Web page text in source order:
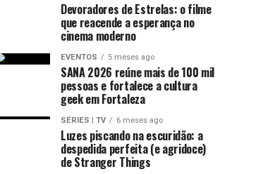
Devoradores de Estrelas: o filme
que reacende a esperança no
cinema moderno
EVENTOS 5 meses ago
SANA 2026 reúne mais de 100 mil
pessoas e fortalece a cultura
geek em Fortaleza
SÉRIES | TV 6 meses ago
Luzes piscando na escuridão: a
despedida perfeita (e agridoce)
de Stranger Things